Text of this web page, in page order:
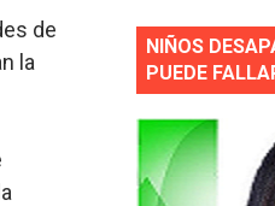
de
la
NIÑOS
PUEDE